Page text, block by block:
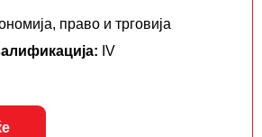
право и трговија
IV